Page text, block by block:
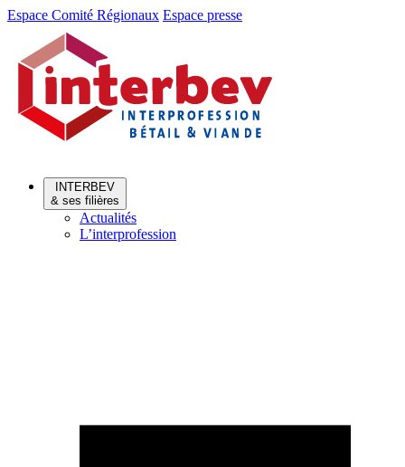
Aller
Aller
contenu
Espace Comité Régionaux Espace presse
INTERBEV
& ses filières
Actualités
L’interprofession